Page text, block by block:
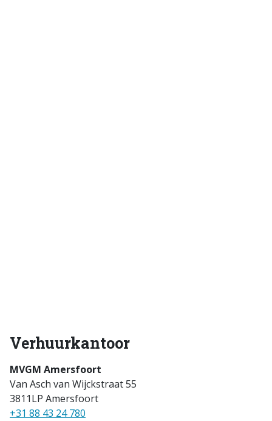
Verhuurkantoor
MVGM Amersfoort
Van Asch van Wijckstraat 55
3811LP Amersfoort
+31 88 43 24 780